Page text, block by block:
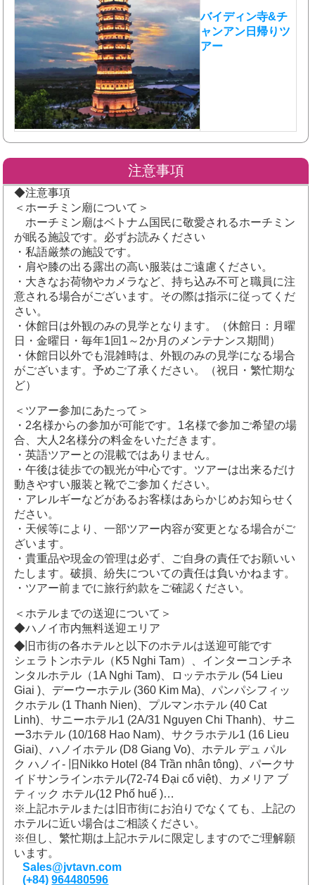
バイディン寺&チ
ャンアン日帰りツ
アー
注意事項
◆注意事項
＜ホーチミン廟について＞
ホーチミン廟はベトナム国民に敬愛されるホーチミン
が眠る施設です。必ずお読みください
・私語厳禁の施設です。
・肩や膝の出る露出の高い服装はご遠慮ください。
・大きなお荷物やカメラなど、持ち込み不可と職員に注
意される場合がございます。その際は指示に従ってくだ
さい。
・休館日は外観のみの見学となります。（休館日：月曜
日・金曜日・毎年1回1～2か月のメンテナンス期間）
・休館日以外でも混雑時は、外観のみの見学になる場合
がございます。予めご了承ください。（祝日・繁忙期な
ど）
＜ツアー参加にあたって＞
・2名様からの参加が可能です。1名様で参加ご希望の場
合、大人2名様分の料金をいただきます。
・英語ツアーとの混載ではありません。
・午後は徒歩での観光が中心です。ツアーは出来るだけ
動きやすい服装と靴でご参加ください。
・アレルギーなどがあるお客様はあらかじめお知らせく
ださい。
・天候等により、一部ツアー内容が変更となる場合がご
ざいます。
・貴重品や現金の管理は必ず、ご自身の責任でお願いい
たします。破損、紛失についての責任は負いかねます。
・ツアー前までに旅行約款をご確認ください。
＜ホテルまでの送迎について＞
◆ハノイ市内無料送迎エリア
◆ 旧市街の各ホテルと以下のホテルは送迎可能です
シェラトンホテル（K5 Nghi Tam）、インターコンチネ
ンタルホテル（1A Nghi Tam)、ロッテホテル (54 Lieu
Giai )、デーウーホテル (360 Kim Ma)、パンパシフィッ
クホテル (1 Thanh Nien)、プルマンホテル (40 Cat
Linh)、サニーホテル1 (2A/31 Nguyen Chi Thanh)、サニ
ー3ホテル (10/168 Hao Nam)、サクラホテル1 (16 Lieu
Giai)、ハノイホテル (D8 Giang Vo)、ホテル デュ パル
ク ハノイ- 旧Nikko Hotel (84 Trần nhân tông)、パークサ
イドサンラインホテル(72-74 Đại cổ việt)、カメリア ブ
ティック ホテル(12 Phố huế )…
※上記ホテルまたは旧市街にお泊りでなくても、上記の
ホテルに近い場合はご相談ください。
※但し、繁忙期は上記ホテルに限定しますのでご理解願
います。
Sales@jvtavn.com
(+84)964480596